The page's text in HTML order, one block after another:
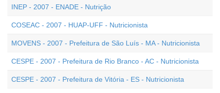
INEP - 2007 - ENADE - Nutrição
COSEAC - 2007 - HUAP-UFF - Nutricionista
MOVENS - 2007 - Prefeitura de São Luís - MA - Nutricionista
CESPE - 2007 - Prefeitura de Rio Branco - AC - Nutricionista
CESPE - 2007 - Prefeitura de Vitória - ES - Nutricionista